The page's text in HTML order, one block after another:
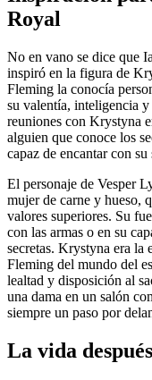
Royal
No en vano se dice que
inspiró en la figura de
Fleming la conocía
su valentía, inteligencia
reuniones con Krystyna
alguien que conoce los
capaz de encantar con
El personaje de Vesper
mujer de carne y hueso,
valores superiores. Su
con las armas o en su
secretas. Krystyna era la
Fleming del mundo del
lealtad y disposición al
una dama en un salón
siempre un paso por
La vida